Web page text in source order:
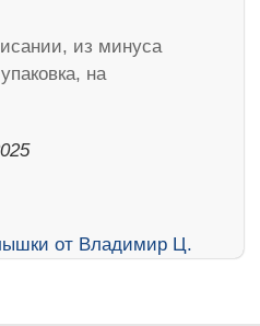
из минуса
на